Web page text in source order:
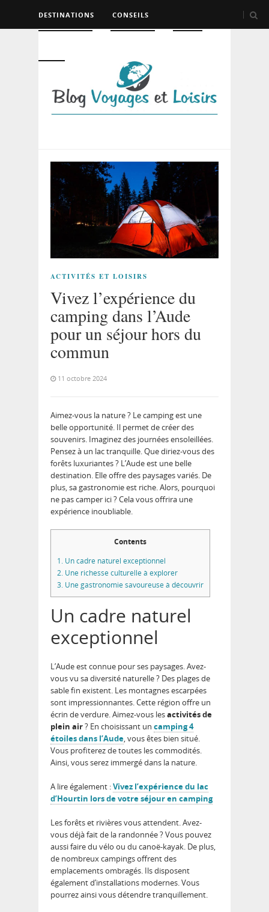
DESTINATIONS CONSEILS
ACTIVITÉS ET LOISIRS
Vivez l’expérience du
camping dans l’Aude
pour un séjour hors du
commun
11 octobre 2024
Aimez-vous la nature ? Le camping est une
belle opportunité. Il permet de créer des
souvenirs. Imaginez des journées ensoleillées.
Pensez à un lac tranquille. Que diriez-vous des
forêts luxuriantes ? L’Aude est une belle
destination. Elle offre des paysages variés. De
plus, sa gastronomie est riche. Alors, pourquoi
ne pas camper ici ? Cela vous offrira une
expérience inoubliable.
Contents
1. Un cadre naturel exceptionnel
2. Une richesse culturelle à explorer
3. Une gastronomie savoureuse à découvrir
Un cadre naturel
exceptionnel
L’Aude est connue pour ses paysages. Avez-
vous vu sa diversité naturelle ? Des plages de
sable fin existent. Les montagnes escarpées
sont impressionnantes. Cette région offre un
écrin de verdure. Aimez-vous lesactivités de
plein air? En choisissant un camping 4
étoiles dans l’Aude, vous êtes bien situé.
Vous profiterez de toutes les commodités.
Ainsi, vous serez immergé dans la nature.
A lire également :Vivez l’expérience du lac
d’Hourtin lors de votre séjour en camping
Les forêts et rivières vous attendent. Avez-
vous déjà fait de la randonnée ? Vous pouvez
aussi faire du vélo ou du canoë-kayak. De plus,
de nombreux campings offrent des
emplacements ombragés. Ils disposent
également d’installations modernes. Vous
pourrez ainsi vous détendre tranquillement.